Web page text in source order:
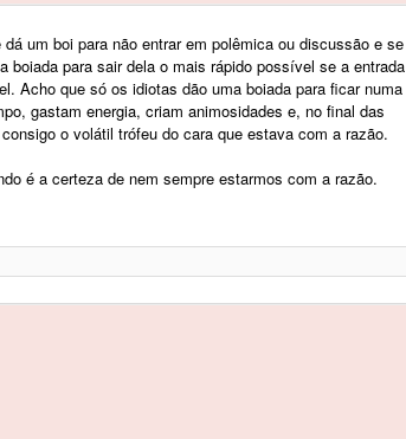
dá um boi para não entrar em polêmica ou discussão e se
boiada para sair dela o mais rápido possível se a entrada
Acho que só os idiotas dão uma boiada para ficar numa
gastam energia, criam animosidades e, no final das
o volátil trófeu do cara que estava com a razão.
é a certeza de nem sempre estarmos com a razão.